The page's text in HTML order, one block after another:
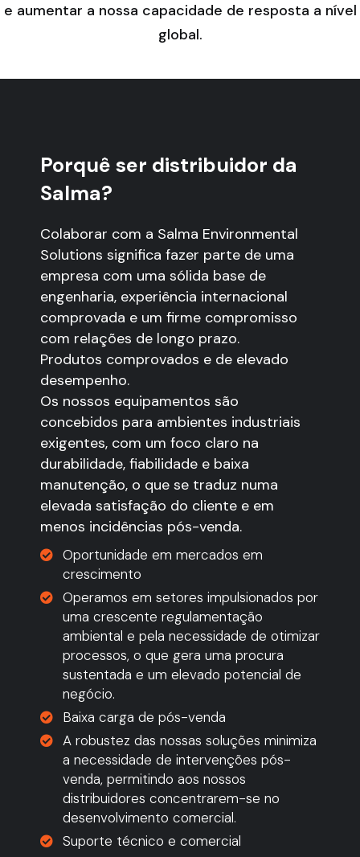
e aumentar a nossa capacidade de resposta a nível
global.
Porquê ser distribuidor da
Salma?
Colaborar com a Salma Environmental
Solutions significa fazer parte de uma
empresa com uma sólida base de
engenharia, experiência internacional
comprovada e um firme compromisso
com relações de longo prazo.
Produtos comprovados e de elevado
desempenho.
Os nossos equipamentos são
concebidos para ambientes industriais
exigentes, com um foco claro na
durabilidade, fiabilidade e baixa
manutenção, o que se traduz numa
elevada satisfação do cliente e em
menos incidências pós-venda.
Oportunidade em mercados em
crescimento
Operamos em setores impulsionados por
uma crescente regulamentação
ambiental e pela necessidade de otimizar
processos, o que gera uma procura
sustentada e um elevado potencial de
negócio.
Baixa carga de pós-venda
A robustez das nossas soluções minimiza
a necessidade de intervenções pós-
venda, permitindo aos nossos
distribuidores concentrarem-se no
desenvolvimento comercial.
Suporte técnico e comercial